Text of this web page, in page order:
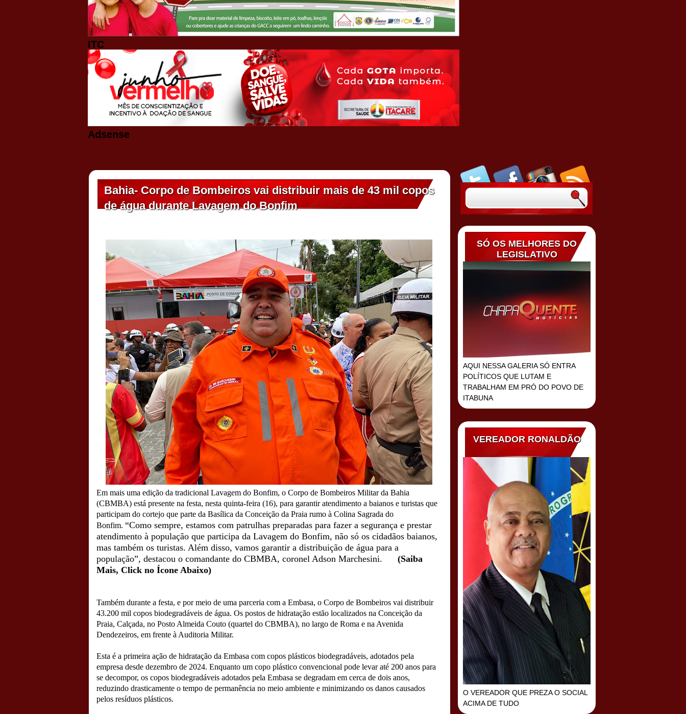
ITC
Adsense
Bahia- Corpo de Bombeiros vai distribuir mais de 43 mil copos
de água durante Lavagem do Bonfim
Em mais uma edição da tradicional Lavagem do Bonfim, o Corpo de Bombeiros Militar da Bahia
(CBMBA) está presente na festa, nesta quinta-feira (16), para garantir atendimento a baianos e turistas que
participam do cortejo que parte da Basílica da Conceição da Praia rumo à Colina Sagrada do
Bonfim. “Como sempre, estamos com patrulhas preparadas para fazer a segurança e prestar
atendimento à população que participa da Lavagem do Bonfim, não só os cidadãos baianos,
mas também os turistas. Além disso, vamos garantir a distribuição de água para a
população”, destacou o comandante do CBMBA, coronel Adson Marchesini. (Saiba
Mais, Click no Ícone Abaixo)
Também durante a festa, e por meio de uma parceria com a Embasa, o Corpo de Bombeiros vai distribuir
43.200 mil copos biodegradáveis de água. Os postos de hidratação estão localizados na Conceição da
Praia, Calçada, no Posto Almeida Couto (quartel do CBMBA), no largo de Roma e na Avenida
Dendezeiros, em frente à Auditoria Militar.
Esta é a primeira ação de hidratação da Embasa com copos plásticos biodegradáveis, adotados pela
empresa desde dezembro de 2024. Enquanto um copo plástico convencional pode levar até 200 anos para
se decompor, os copos biodegradáveis adotados pela Embasa se degradam em cerca de dois anos,
reduzindo drasticamente o tempo de permanência no meio ambiente e minimizando os danos causados
pelos resíduos plásticos.
SÓ OS MELHORES DO
LEGISLATIVO
AQUI NESSA GALERIA SÓ ENTRA
POLÍTICOS QUE LUTAM E
TRABALHAM EM PRÓ DO POVO DE
ITABUNA
VEREADOR RONALDÃO
O VEREADOR QUE PREZA O SOCIAL
ACIMA DE TUDO